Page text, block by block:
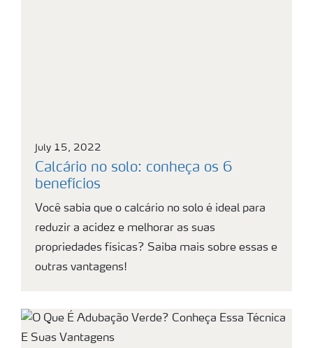
July 15, 2022
Calcário no solo: conheça os 6
benefícios
Você sabia que o calcário no solo é ideal para
reduzir a acidez e melhorar as suas
propriedades físicas? Saiba mais sobre essas e
outras vantagens!